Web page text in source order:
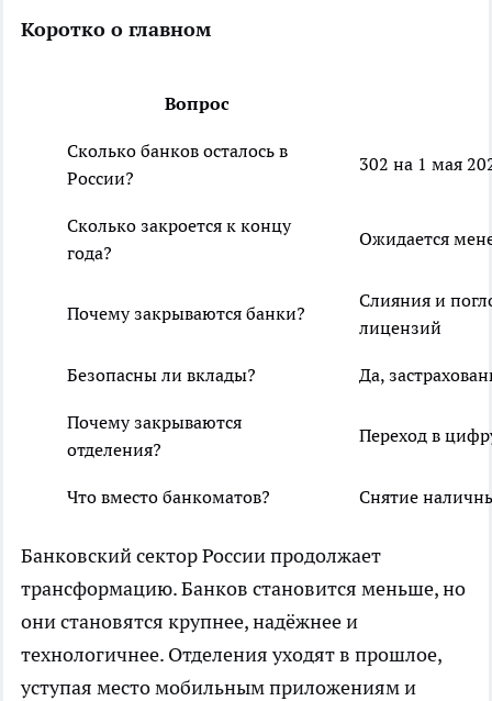
Коротко о главном
Вопрос
Сколько банков осталось в
России?
302 на 1 мая
Сколько закроется к концу
года?
Ожидается
Почему закрываются банки?
Слияния и
лицензий
Безопасны ли вклады? Да,
Почему закрываются
отделения?
Переход в
Что вместо банкоматов? Снятие
Банковский сектор России продолжает
трансформацию. Банков становится меньше, но
они становятся крупнее, надёжнее и
технологичнее. Отделения уходят в прошлое,
уступая место мобильным приложениям и